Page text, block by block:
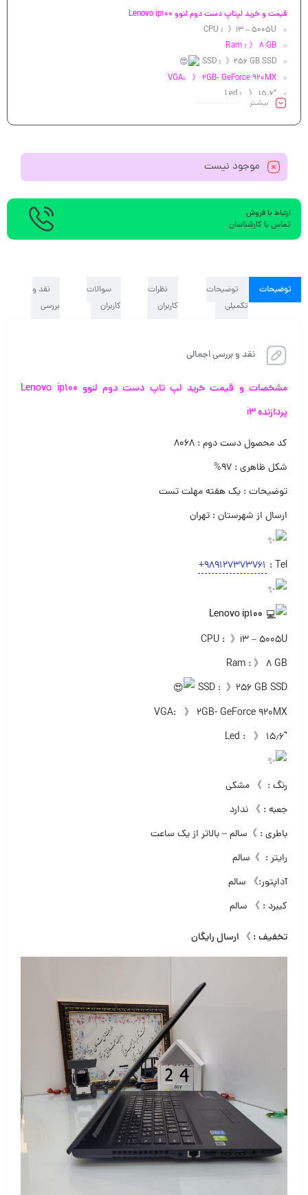
قیمت و خرید لپتاپ دست دوم لنوو Lenovo ip100
CPU : 》i3 – 5005U
Ram : 》 8 GB
SSD : 》256 GB SSD
VGA: 》 2GB- GeForce 920MX
Led : 》 15.6″
بیشـتر
موجود نیست
ارتباط با فروش
تماس با کارشناسان
توضیحات
توضیحات
تکمیلی
نظرات
کاربران
سوالات
کاربران
نقد و
بررسی
نقد و بررسی اجمالی
مشخصات و قیمت خرید لپ تاپ دست دوم لنوو Lenovo ip100
پردازنده i3
کد محصول دست دوم : ۸۰۶۸
شکل ظاهری : ۹۷%
توضیحات : یک هفته مهلت تست
ارسال از شهرستان : تهران
Tel :
+989127373761
Lenovo ip100
CPU : 》i3 – 5005U
Ram : 》 ۸ GB
SSD : 》۲۵۶ GB SSD
VGA: 》 ۲GB- GeForce 920MX
Led : 》 ۱۵٫۶″
رنگ : 》 مشکی
جعبه : 》 ندارد
باطری : 》سالم – بالاتر از یک ساعت
رایتر : 》سالم
آداپتور:》 سالم
کیبرد : 》 سالم
تخفیف : 》 ارسال رایگان